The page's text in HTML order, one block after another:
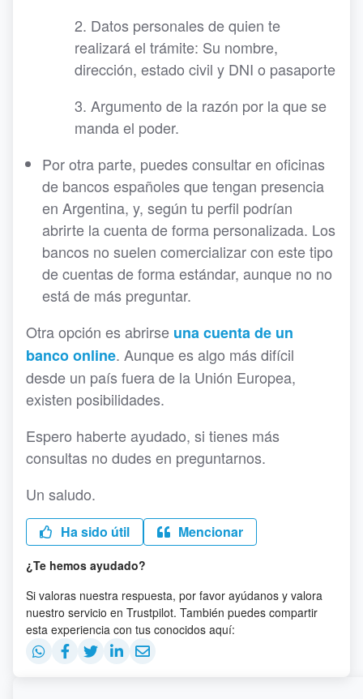
2. Datos personales de quien te
realizará el trámite: Su nombre,
dirección, estado civil y DNI o pasaporte
3. Argumento de la razón por la que se
manda el poder.
Por otra parte, puedes consultar en oficinas
de bancos españoles que tengan presencia
en Argentina, y, según tu perfil podrían
abrirte la cuenta de forma personalizada. Los
bancos no suelen comercializar con este tipo
de cuentas de forma estándar, aunque no no
está de más preguntar.
Otra opción es abrirse una cuenta de un
banco online. Aunque es algo más difícil
desde un país fuera de la Unión Europea,
existen posibilidades.
Espero haberte ayudado, si tienes más
consultas no dudes en preguntarnos.
Un saludo.
Ha sido útil Mencionar
¿Te hemos ayudado?
Si valoras nuestra respuesta, por favor ayúdanos y valora
nuestro servicio en Trustpilot. También puedes compartir
esta experiencia con tus conocidos aquí: